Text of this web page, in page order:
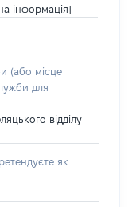
інформація]
(або місце
для
відділу
як